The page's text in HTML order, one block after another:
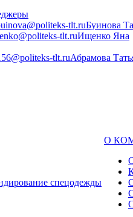
tlt.ruБуинова
tlt.ruИщенко Яна
tlt.ruАбрамова
спецодежды
О